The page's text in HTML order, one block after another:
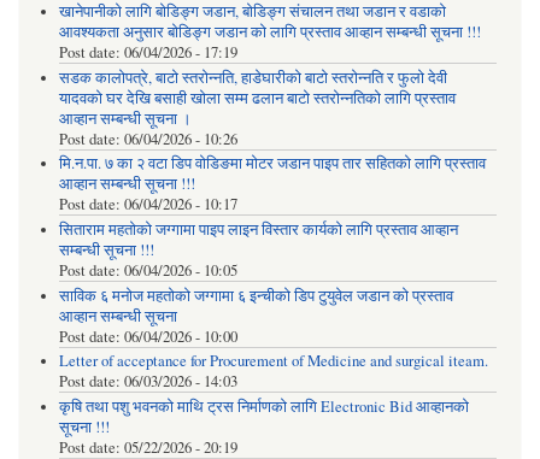
खानेपानीको लागि बोडिङ्ग जडान, बोडिङ्ग संचालन तथा जडान र वडाको
आवश्यकता अनुसार बोडिङ्ग जडान को लागि प्रस्ताव आव्हान सम्बन्धी सूचना !!!
Post date: 06/04/2026 - 17:19
सडक कालोपत्रे, बाटो स्तरोन्नति, हाडेघारीको बाटो स्तरोन्नति र फुलो देवी
यादवको घर देखि बसाही खोला सम्म ढलान बाटो स्तरोन्नतिको लागि प्रस्ताव
आव्हान सम्बन्धी सूचना ।
Post date: 06/04/2026 - 10:26
मि.न.पा. ७ का २ वटा डिप वोडिङमा मोटर जडान पाइप तार सहितको लागि प्रस्ताव
आव्हान सम्बन्धी सूचना !!!
Post date: 06/04/2026 - 10:17
सिताराम महतोको जग्गामा पाइप लाइन विस्तार कार्यको लागि प्रस्ताव आव्हान
सम्बन्धी सूचना !!!
Post date: 06/04/2026 - 10:05
साविक ६ मनोज महतोको जग्गामा ६ इन्चीको डिप टुयुवेल जडान को प्रस्ताव
आव्हान सम्बन्धी सूचना
Post date: 06/04/2026 - 10:00
Letter of acceptance for Procurement of Medicine and surgical iteam.
Post date: 06/03/2026 - 14:03
कृषि तथा पशु भवनको माथि ट्रस निर्माणको लागि Electronic Bid आव्हानको
सूचना !!!
Post date: 05/22/2026 - 20:19